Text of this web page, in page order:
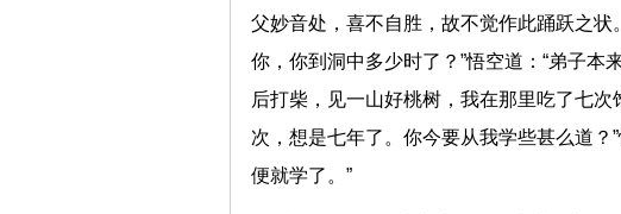
父妙音处，喜不自胜，故不觉作此踊跃之状
你，你到洞中多少时了？”悟空道：“弟子
后打柴，见一山好桃树，我在那里吃了七
次，想是七年了。你今要从我学些甚么道？
便就学了。”